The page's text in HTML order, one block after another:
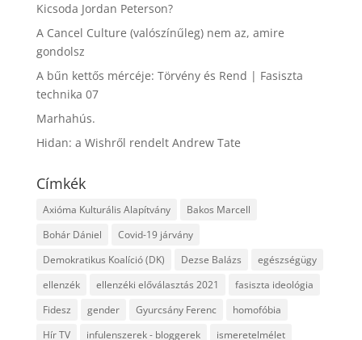
Kicsoda Jordan Peterson?
A Cancel Culture (valószínűleg) nem az, amire
gondolsz
A bűn kettős mércéje: Törvény és Rend | Fasiszta
technika 07
Marhahús.
Hidan: a Wishről rendelt Andrew Tate
Címkék
Axióma Kulturális Alapítvány
Bakos Marcell
Bohár Dániel
Covid-19 járvány
Demokratikus Koalíció (DK)
Dezse Balázs
egészségügy
ellenzék
ellenzéki előválasztás 2021
fasiszta ideológia
Fidesz
gender Gyurcsány Ferenc
homofóbia
Hír TV
infulenszerek - bloggerek ismeretelmélet